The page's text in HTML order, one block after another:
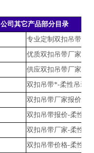
公司其它产品部分目录
专业定制双扣吊带厂
优质双扣吊带厂家-柔
供应双扣吊带厂家-柔
双扣吊带*-柔性吊装带
双扣吊带厂家报价-柔
双扣吊带报价-柔性吊
双扣吊带厂家-柔性吊
双扣吊带价格-柔性吊